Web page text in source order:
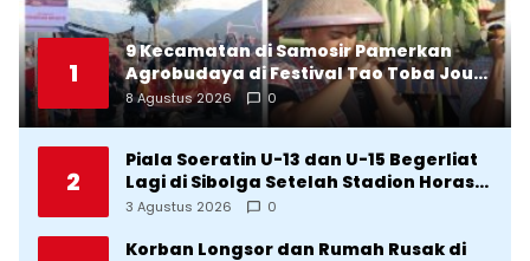
1
9 Kecamatan di Samosir Pamerkan
Agrobudaya di Festival Tao Toba Jou-
Jou 2026: Membranding Produk Lokal
agar Terkenal
8 Agustus 2026 0
2
Piala Soeratin U-13 dan U-15 Begerliat
Lagi di Sibolga Setelah Stadion Horas
Direvitalisasi Wali Kota
3 Agustus 2026 0
Korban Longsor dan Rumah Rusak di